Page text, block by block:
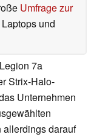
Umfrage zur
und
7a
Strix-Halo-
Unternehmen
allerdings darauf